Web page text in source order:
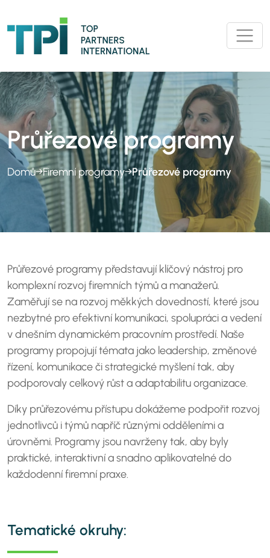
Průřezové programy
Domů→Firemní programy→Průřezové programy
Průřezové programy představují klíčový nástroj pro
komplexní rozvoj firemních týmů a manažerů.
Zaměřují se na rozvoj měkkých dovedností, které jsou
nezbytné pro efektivní komunikaci, spolupráci a vedení
v dnešním dynamickém pracovním prostředí. Naše
programy propojují témata jako leadership, změnové
řízení, komunikace či strategické myšlení tak, aby
podporovaly celkový růst a adaptabilitu organizace.
Díky průřezovému přístupu dokážeme podpořit rozvoj
jednotlivců i týmů napříč různými odděleními a
úrovněmi. Programy jsou navrženy tak, aby byly
praktické, interaktivní a snadno aplikovatelné do
každodenní firemní praxe.
Tematické okruhy: